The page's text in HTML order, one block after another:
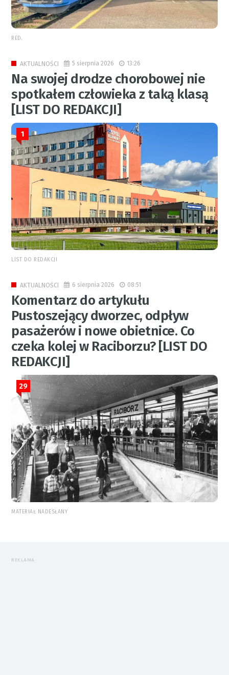
RED.
AKTUALNOŚCI 5 sierpnia 2026 13:26
Na swojej drodze chorobowej nie
spotkałem człowieka z taką klasą
[LIST DO REDAKCJI]
1
LIST DO REDAKCJI
AKTUALNOŚCI 6 sierpnia 2026 08:51
Komentarz do artykułu
Pustoszejący dworzec, odpływ
pasażerów i nowe obietnice. Co
czeka kolej w Raciborzu? [LIST DO
REDAKCJI]
29
MATERIAŁ NADESŁANY
REKLAMA